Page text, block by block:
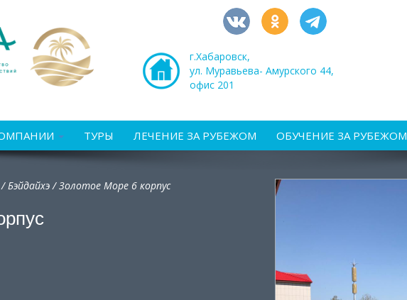
г.Хабаровск,
ул. Муравьева- Амурского 44,
офис 201
ТУРЫ ЛЕЧЕНИЕ ЗА РУБЕЖОМ ОБУЧЕНИЕ ЗА РУБЕЖОМ
/Бэйдайхэ /Золотое Море 6 корпус